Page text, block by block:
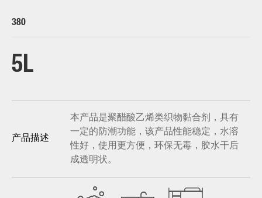
380
5L
产品描述
本产品是聚醋酸乙烯类织物黏合剂，具有
一定的防潮功能，该产品性能稳定，水溶
性好，使用更方便，环保无毒，胶水干后
成透明状。